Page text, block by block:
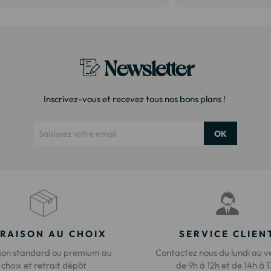
Newsletter
Inscrivez-vous et recevez tous nos bons plans !
OK
AU CHOIX
standard ou premium au
choix et retrait dépôt
SERVICE
Contactez nous du lundi au
de 9h à 12h et de 14h à